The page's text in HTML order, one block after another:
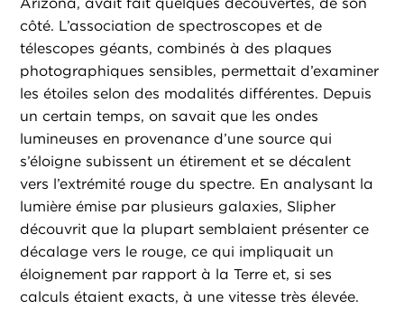
côté. L’association de spectroscopes et de
télescopes géants, combinés à des plaques
photographiques sensibles, permettait d’examiner
les étoiles selon des modalités différentes. Depuis
un certain temps, on savait que les ondes
lumineuses en provenance d’une source qui
s’éloigne subissent un étirement et se décalent
vers l’extrémité rouge du spectre. En analysant la
lumière émise par plusieurs galaxies, Slipher
découvrit que la plupart semblaient présenter ce
décalage vers le rouge, ce qui impliquait un
éloignement par rapport à la Terre et, si ses
calculs étaient exacts, à une vitesse très élevée.